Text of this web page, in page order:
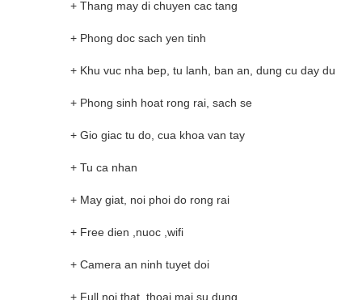
+ Thang may di chuyen cac tang
+ Phong doc sach yen tinh
+ Khu vuc nha bep, tu lanh, ban an, dung cu day du
+ Phong sinh hoat rong rai, sach se
+ Gio giac tu do, cua khoa van tay
+ Tu ca nhan
+ May giat, noi phoi do rong rai
+ Free dien ,nuoc ,wifi
+ Camera an ninh tuyet doi
+ Full noi that, thoai mai su dung